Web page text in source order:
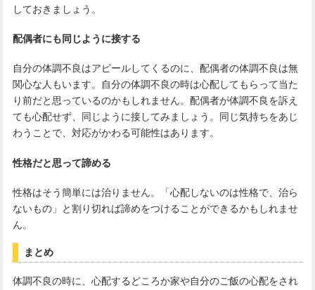
しておきましょう。
配偶者にも同じように接する
自分の体調不良はアピールしてくるのに、配偶者の体調不良は無
関心な人もいます。自分の体調不良の時は心配してもらって当た
り前だと思っているのかもしれません。配偶者が体調不良を訴え
ても心配せず、同じように接してみましょう。同じ気持ちをあじ
わうことで、対応がかわる可能性はあります。
性格だと思って諦める
性格はそう簡単には治りません。「心配しないのは性格で、治ら
ないもの」と割り切れば諦めをつけることができるかもしれませ
ん。
まとめ
体調不良の時に、心配するどころか家や自分のご飯の心配をされ